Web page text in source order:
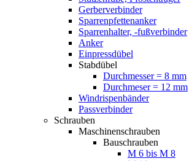
Gerberverbinder
Sparrenpfettenanker
Sparrenhalter, -fußverbinder
Anker
Einpressdübel
Stabdübel
Durchmesser = 8 mm
Durchmeser = 12 mm
Windrispenbänder
Passverbinder
Schrauben
Maschinenschrauben
Bauschrauben
M 6 bis M 8